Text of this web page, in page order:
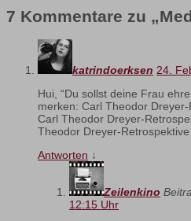
7 Kommentare zu „
katrindoerksen 24.
Hui, “Du sollst deine Frau
merken: Carl Theodor
Carl Theodor Dreyer-
Theodor Dreyer-
Antworten ↓
Zeilenkino
12:15 Uhr